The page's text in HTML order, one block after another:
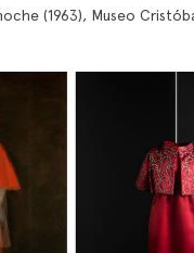
(1963), Museo